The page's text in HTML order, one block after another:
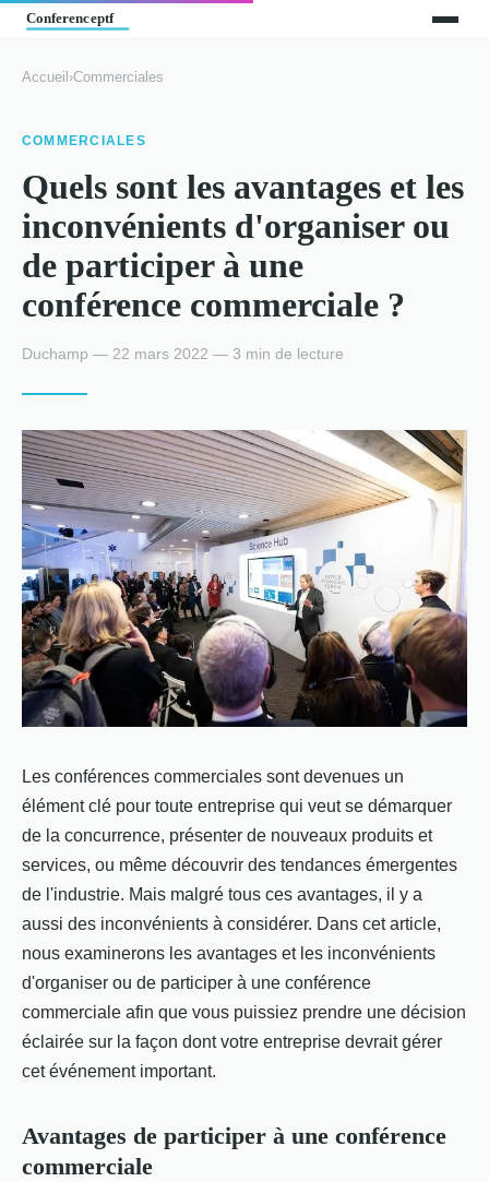
Accueil ›Commerciales
COMMERCIALES
Quels sont les avantages et les
inconvénients d'organiser ou
de participer à une
conférence commerciale ?
Duchamp — 22 mars 2022 — 3 min de lecture
Les conférences commerciales sont devenues un
élément clé pour toute entreprise qui veut se démarquer
de la concurrence, présenter de nouveaux produits et
services, ou même découvrir des tendances émergentes
de l'industrie. Mais malgré tous ces avantages, il y a
aussi des inconvénients à considérer. Dans cet article,
nous examinerons les avantages et les inconvénients
d'organiser ou de participer à une conférence
commerciale afin que vous puissiez prendre une décision
éclairée sur la façon dont votre entreprise devrait gérer
cet événement important.
Avantages de participer à une conférence
commerciale